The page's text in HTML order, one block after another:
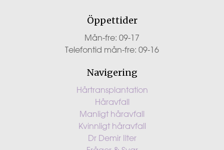
Öppettider
Mån-fre: 09-17
Telefontid mån-fre: 09-16
Navigering
Hårtransplantation
Håravfall
Manligt håravfall
Kvinnligt håravfall
Dr Demir Ilter